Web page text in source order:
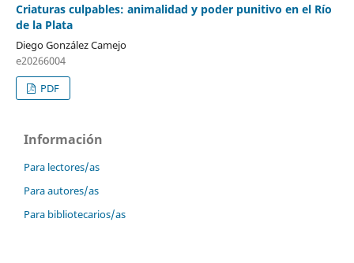
Criaturas culpables: animalidad y poder punitivo en el Río
de la Plata
Diego González Camejo
e20266004
PDF
Información
Para lectores/as
Para autores/as
Para bibliotecarios/as